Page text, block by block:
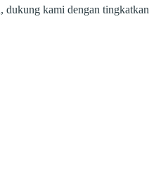
dukung kami dengan tingkatkan